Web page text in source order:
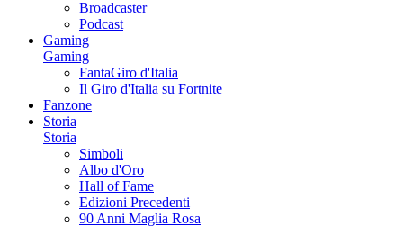
Broadcaster
Podcast
Gaming
Gaming
FantaGiro d'Italia
Il Giro d'Italia su Fortnite
Fanzone
Storia
Storia
Simboli
Albo d'Oro
Hall of Fame
Edizioni Precedenti
90 Anni Maglia Rosa